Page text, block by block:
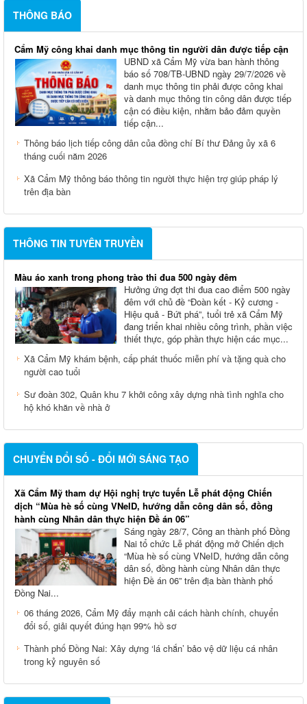
THÔNG BÁO
Cẩm Mỹ công khai danh mục thông tin người dân được tiếp cận
UBND xã Cẩm Mỹ vừa ban hành thông
báo số 708/TB-UBND ngày 29/7/2026 về
danh mục thông tin phải được công khai
và danh mục thông tin công dân được tiếp
cận có điều kiện, nhằm bảo đảm quyền
tiếp cận...
Thông báo lịch tiếp công dân của đồng chí Bí thư Đảng ủy xã 6
tháng cuối năm 2026
Xã Cẩm Mỹ thông báo thông tin người thực hiện trợ giúp pháp lý
trên địa bàn
THÔNG TIN TUYÊN TRUYỀN
Màu áo xanh trong phong trào thi đua 500 ngày đêm
Hưởng ứng đợt thi đua cao điểm 500 ngày
đêm với chủ đề “Đoàn kết - Kỷ cương -
Hiệu quả - Bứt phá”, tuổi trẻ xã Cẩm Mỹ
đang triển khai nhiều công trình, phần việc
thiết thực, góp phần thực hiện các mục...
Xã Cẩm Mỹ khám bệnh, cấp phát thuốc miễn phí và tặng quà cho
người cao tuổi
Sư đoàn 302, Quân khu 7 khởi công xây dựng nhà tình nghĩa cho
hộ khó khăn về nhà ở
CHUYỂN ĐỔI SỐ - ĐỔI MỚI SÁNG TẠO
Xã Cẩm Mỹ tham dự Hội nghị trực tuyến Lễ phát động Chiến
dịch “Mùa hè số cùng VNeID, hướng dẫn công dân số, đồng
hành cùng Nhân dân thực hiện Đề án 06”
Sáng ngày 28/7, Công an thành phố Đồng
Nai tổ chức Lễ phát động mở Chiến dịch
“Mùa hè số cùng VNeID, hướng dẫn công
dân số, đồng hành cùng Nhân dân thực
hiện Đề án 06” trên địa bàn thành phố
Đồng Nai...
06 tháng 2026, Cẩm Mỹ đẩy mạnh cải cách hành chính, chuyển
đổi số, giải quyết đúng hạn 99% hồ sơ
Thành phố Đồng Nai: Xây dựng ‘lá chắn’ bảo vệ dữ liệu cá nhân
trong kỷ nguyên số